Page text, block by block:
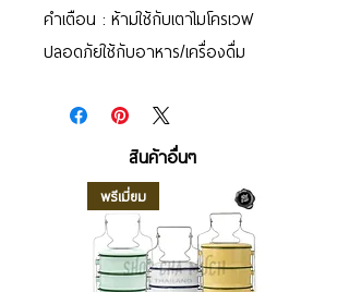
คำเตือน : ห้ามใช้กับเตาไมโครเวฟ
ปลอดภัยใช้กับอาหาร/เครื่องดื่ม
สินค้าอื่นๆ
พรีเมี่ยม